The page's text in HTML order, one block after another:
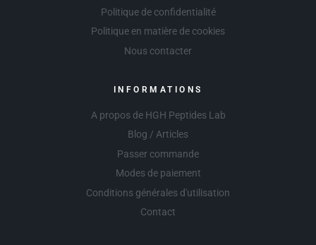
Politique de confidentialité
Politique en matière de cookies
Nous contacter
INFORMATIONS
A propos de HGH Peptides Lab
Blog / Articles
Passer commande
Modes de paiement
Conditions générales d'utilisation
Contact